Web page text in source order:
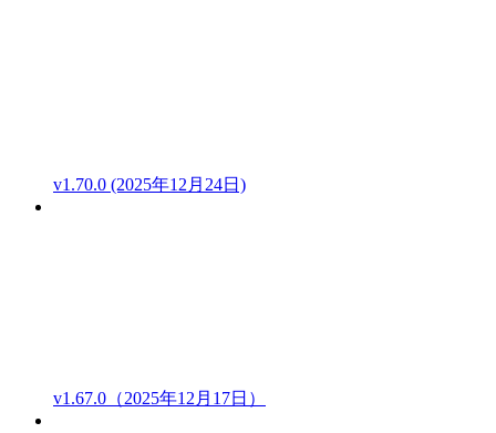
v1.70.0 (2025年12月24日)
v1.67.0（2025年12月17日）